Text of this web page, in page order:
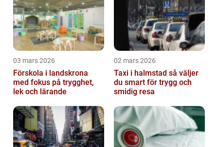
03 mars 2026
Förskola i landskrona
med fokus på trygghet,
lek och lärande
02 mars 2026
Taxi i halmstad så väljer
du smart för trygg och
smidig resa